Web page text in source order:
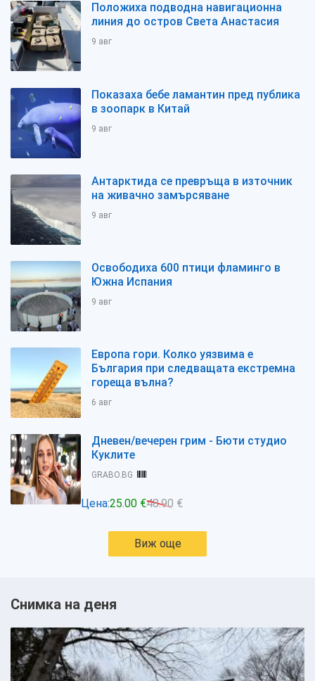
Положиха подводна навигационна
линия до остров Света Анастасия
9 авг
Показаха бебе ламантин пред публика
в зоопарк в Китай
9 авг
Антарктида се превръща в източник
на живачно замърсяване
9 авг
Освободиха 600 птици фламинго в
Южна Испания
9 авг
Европа гори. Колко уязвима е
България при следващата екстремна
гореща вълна?
6 авг
Дневен/вечерен грим - Бюти студио
Куклите
GRABO.BG
Цена:25.00 €48.90 €
Виж още
Снимка на деня